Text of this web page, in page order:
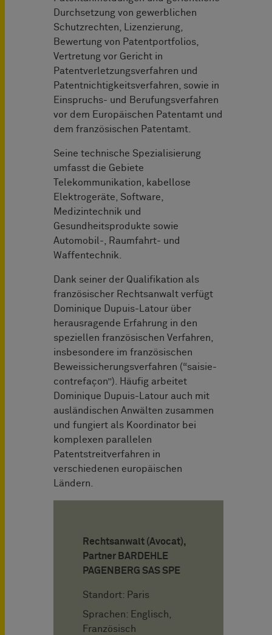
Durchsetzung von gewerblichen
Schutzrechten, Lizenzierung,
Bewertung von Patentportfolios,
Vertretung vor Gericht in
Patentverletzungsverfahren und
Patentnichtigkeitsverfahren, sowie in
Einspruchs- und Berufungsverfahren
vor dem Europäischen Patentamt und
dem französischen Patentamt.
Seine technische Spezialisierung
umfasst die Gebiete
Telekommunikation, kabellose
Elektrogeräte, Software,
Medizintechnik und
Gesundheitsprodukte sowie
Automobil-, Raumfahrt- und
Waffentechnik.
Dank seiner der Qualifikation als
französischer Rechtsanwalt verfügt
Dominique Dupuis-Latour über
herausragende Erfahrung in den
speziellen französischen Verfahren,
insbesondere im französischen
Beweissicherungsverfahren (“saisie-
contrefaçon”). Häufig arbeitet
Dominique Dupuis-Latour auch mit
ausländischen Anwälten zusammen
und fungiert als Koordinator bei
komplexen parallelen
Patentstreitverfahren in
verschiedenen europäischen
Ländern.
Rechtsanwalt (Avocat),
Partner BARDEHLE
PAGENBERG SAS SPE
Standort: Paris
Sprachen: Englisch,
Französisch